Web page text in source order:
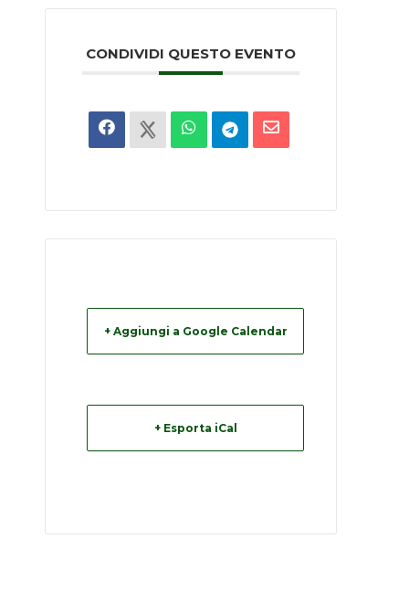
CONDIVIDI QUESTO EVENTO
+ Aggiungi a Google Calendar
+ Esporta iCal